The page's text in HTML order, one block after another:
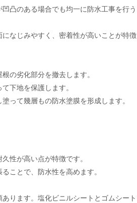
凸のある場合でも均一に防水工事を行う
なじみやすく、密着性が高いことが特徴
の劣化部分を撤去します。
下地を保護します。
って幾層もの防水塗膜を形成します。
性が高い点が特徴です。
ことで、防水性を高めます。
ります。塩化ビニルシートとゴムシート